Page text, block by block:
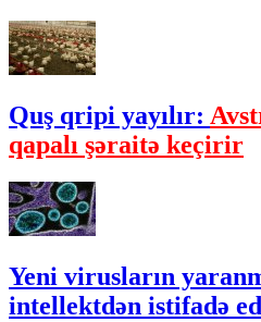
Quş qripi yayılır:
qapalı şəraitə keçirir
Yeni virusların
intellektdən istifadə